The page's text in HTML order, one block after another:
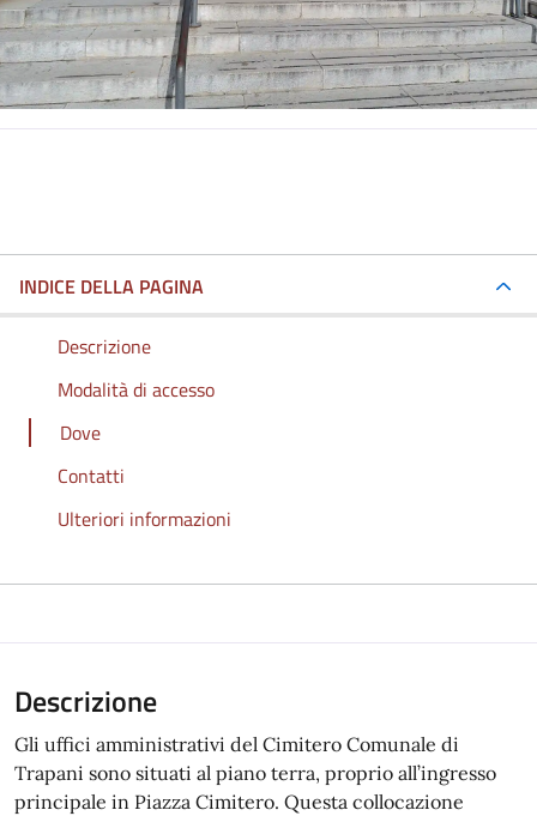
INDICE DELLA PAGINA
Descrizione
Modalità di accesso
Dove
Contatti
Ulteriori informazioni
Descrizione
Gli uffici amministrativi del Cimitero Comunale di
Trapani sono situati al piano terra, proprio all’ingresso
principale in Piazza Cimitero. Questa collocazione